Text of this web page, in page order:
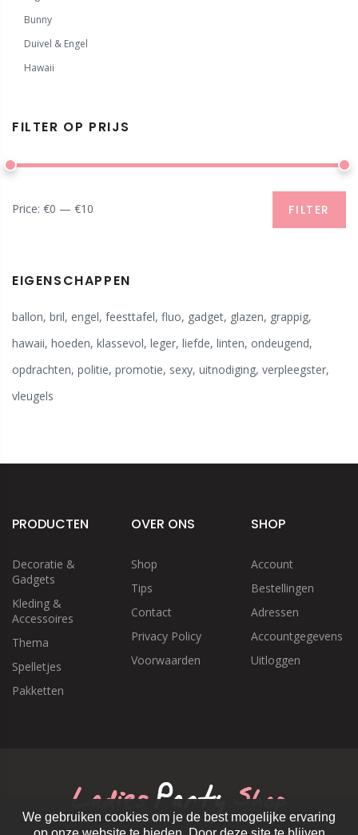
Bunny
Duivel & Engel
Hawaii
FILTER OP PRIJS
FILTER
Price: €0 — €10
EIGENSCHAPPEN
ballon, bril, engel, feesttafel, fluo, gadget, glazen, grappig,
hawaii, hoeden, klassevol, leger, liefde, linten, ondeugend,
opdrachten, politie, promotie, sexy, uitnodiging, verpleegster,
vleugels
PRODUCTEN
Decoratie &
Gadgets
Kleding &
Accessoires
Thema
Spelletjes
Pakketten
OVER ONS
Shop
Tips
Contact
Privacy Policy
Voorwaarden
SHOP
Account
Bestellingen
Adressen
Accountgegevens
Uitloggen
We gebruiken cookies om je de best mogelijke ervaring